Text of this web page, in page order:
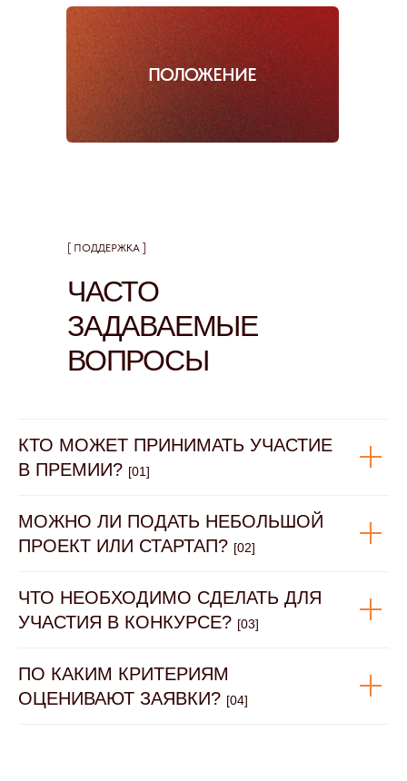
ПОЛОЖЕНИЕ
[ ПОДДЕРЖКА ]
ЧАСТО
ЗАДАВАЕМЫЕ
ВОПРОСЫ
КТО МОЖЕТ ПРИНИМАТЬ УЧАСТИЕ
В ПРЕМИИ? [01]
МОЖНО ЛИ ПОДАТЬ НЕБОЛЬШОЙ
ПРОЕКТ ИЛИ СТАРТАП? [02]
ЧТО НЕОБХОДИМО СДЕЛАТЬ ДЛЯ
УЧАСТИЯ В КОНКУРСЕ? [03]
ПО КАКИМ КРИТЕРИЯМ
ОЦЕНИВАЮТ ЗАЯВКИ? [04]